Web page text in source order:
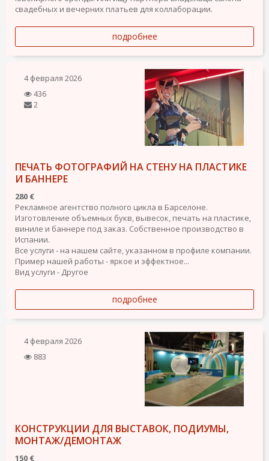
свадебных и вечерних платьев для коллаборации.
подробнее
4 февраля 2026
436
2
ПЕЧАТЬ ФОТОГРАФИЙ НА СТЕНУ НА ПЛАСТИКЕ
И БАННЕРЕ
280 €
Рекламное агентство полного цикла в Барселоне.
Изготовление объемных букв, вывесок, печать на пластике,
виниле и баннере под заказ. Собственное производство в
Испании.
Все услуги - на нашем сайте, указанном в профиле компании.
Пример нашей работы - яркое и эффектное...
Вид услуги - Другое
подробнее
4 февраля 2026
883
КОНСТРУКЦИИ ДЛЯ ВЫСТАВОК, ПОДИУМЫ,
МОНТАЖ/ДЕМОНТАЖ
150 €